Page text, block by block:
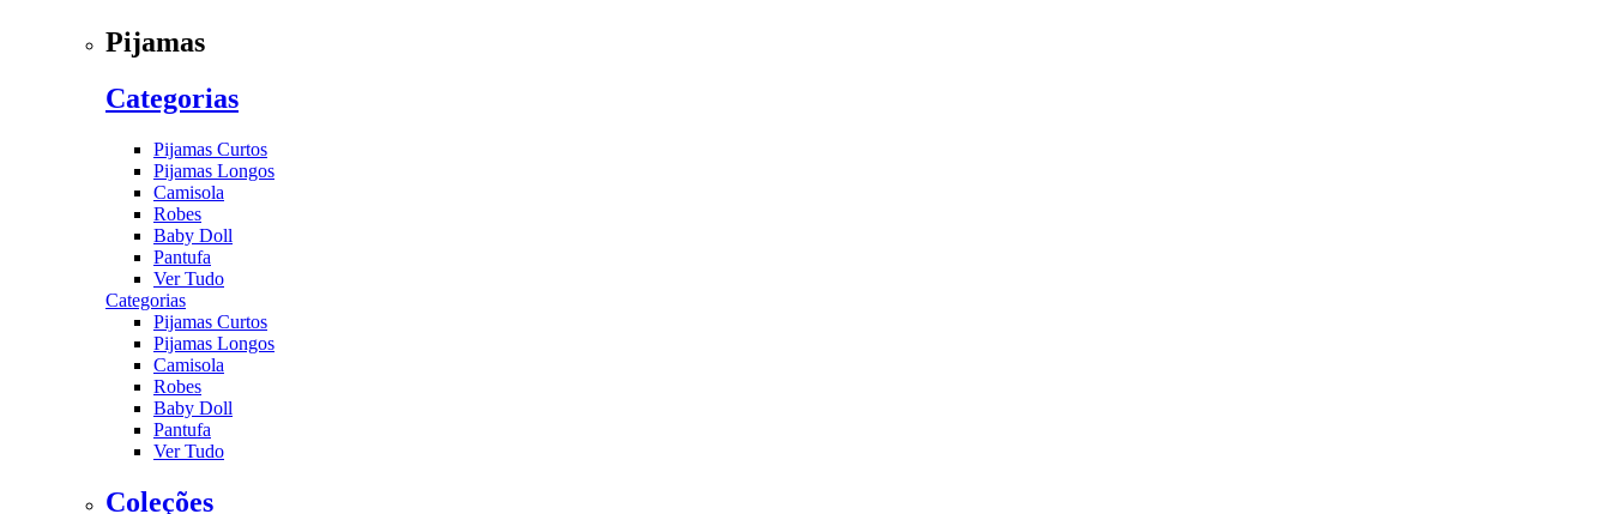
Pijamas
Categorias
Pijamas Curtos
Pijamas Longos
Camisola
Robes
Baby Doll
Pantufa
Ver Tudo
Categorias
Pijamas Curtos
Pijamas Longos
Camisola
Robes
Baby Doll
Pantufa
Ver Tudo
Coleções